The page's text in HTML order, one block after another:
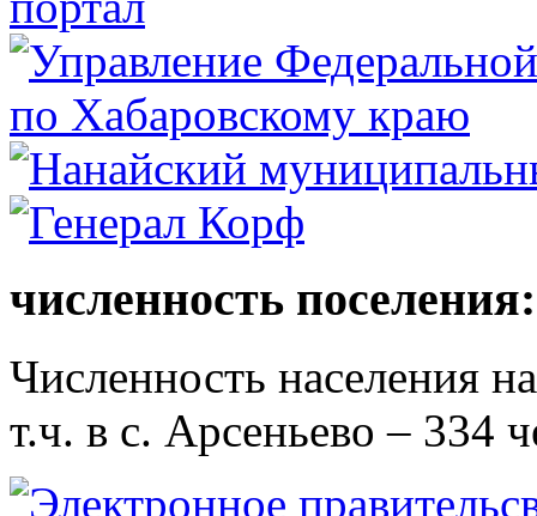
численность поселения:
Численность населения
т.ч. в с. Арсеньево – 334